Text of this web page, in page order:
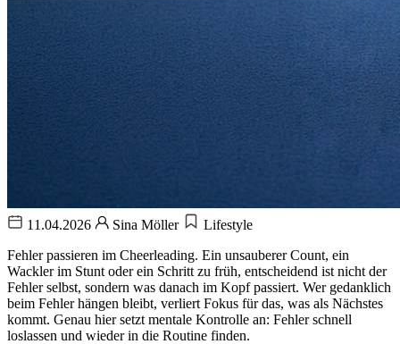
11.04.2026 Sina Möller
Lifestyle
Fehler passieren im Cheerleading. Ein unsauberer Count, ein
Wackler im Stunt oder ein Schritt zu früh, entscheidend ist nicht der
Fehler selbst, sondern was danach im Kopf passiert. Wer gedanklich
beim Fehler hängen bleibt, verliert Fokus für das, was als Nächstes
kommt. Genau hier setzt mentale Kontrolle an: Fehler schnell
loslassen und wieder in die Routine finden.